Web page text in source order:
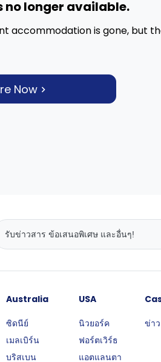
no longer available.
accommodation is gone, but
Now
Australia
ซิดนีย์
เมลเบิร์น
บริสเบน
USA
นิวยอร์ค
ฟอร์ตเวิร์ธ
แอตแลนตา
ข่าว